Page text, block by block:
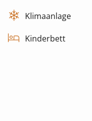
Klimaanlage
Kinderbett